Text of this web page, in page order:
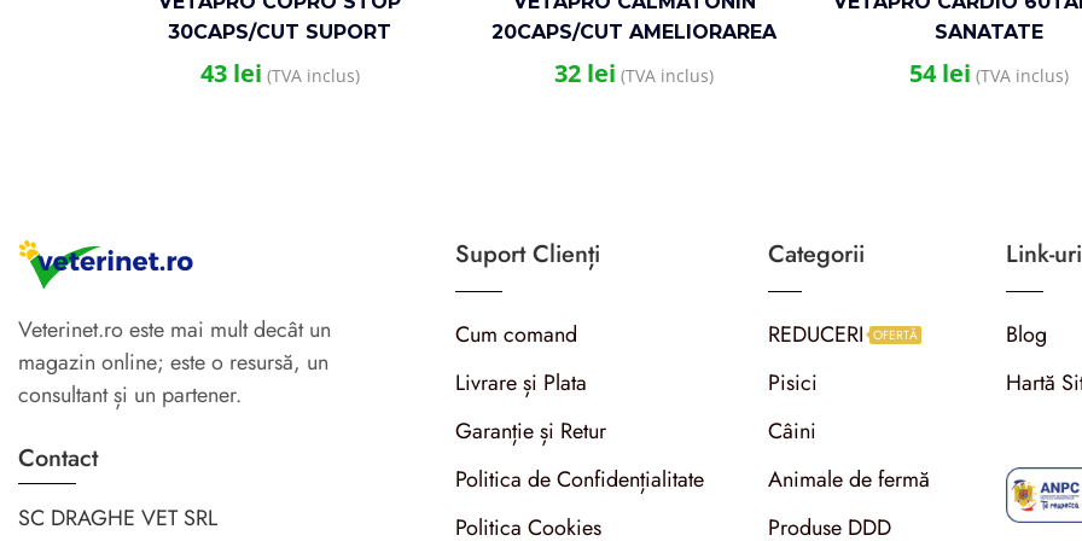
30CAPS/CUT SUPORT
GASTROINTESTINAL CAINI
43 lei (TVA inclus)
20CAPS/CUT AMELIORAREA
ANXIETATII LA CAINI
32 lei (TVA inclus)
SANATATE
CARDIOVASCULARA
TOATE RASELE
54lei (TVA inclus)
Veterinet.ro este mai mult decât un
magazin online; este o resursă, un
consultant și un partener.
Contact
SC DRAGHE VET SRL
Suport Clienți
Cum comand
Livrare și Plata
Garanție și Retur
Politica de Confidențialitate
Politica Cookies
Categorii
REDUCERI OFERTĂ
Pisici
Câini
Animale de fermă
Produse DDD
Link-
Blog
Hartă